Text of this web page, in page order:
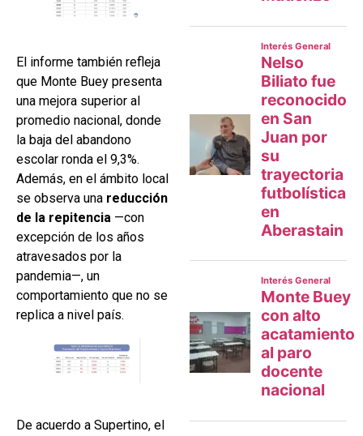
El informe también refleja
que Monte Buey presenta
una mejora superior al
promedio nacional, donde
la baja del abandono
escolar ronda el 9,3%.
Además, en el ámbito local
se observa una reducción
de la repitencia —con
excepción de los años
atravesados por la
pandemia—, un
comportamiento que no se
replica a nivel país.
De acuerdo a Supertino, el